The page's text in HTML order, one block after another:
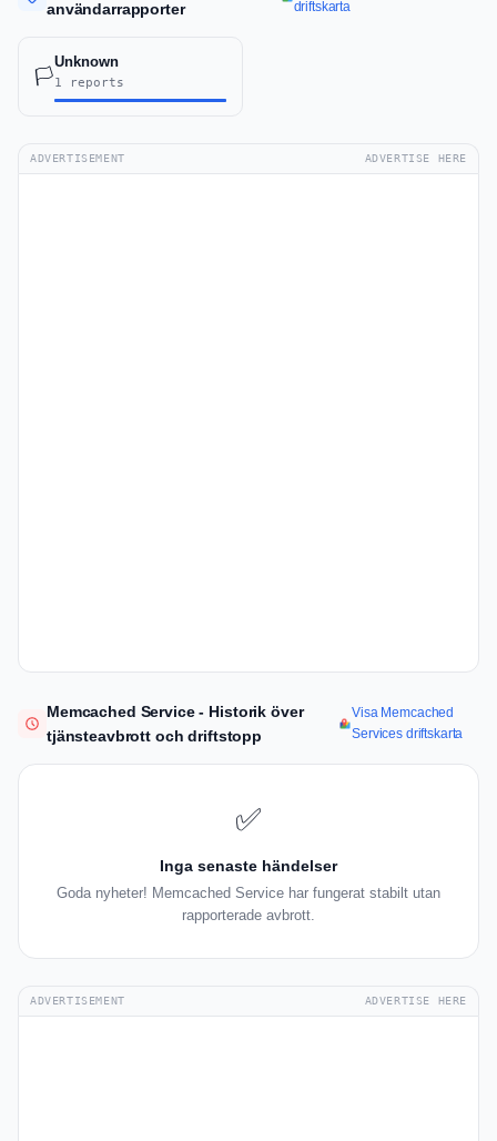
användarrapporter driftskarta
🏳️
Unknown
1 reports
ADVERTISEMENT ADVERTISE HERE
Memcached Service - Historik över
tjänsteavbrott och driftstopp
Visa Memcached
Services driftskarta
✅
Inga senaste händelser
Goda nyheter! Memcached Service har fungerat stabilt utan
rapporterade avbrott.
ADVERTISEMENT ADVERTISE HERE